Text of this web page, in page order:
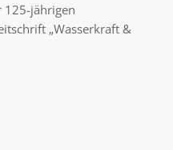
jährigen
„Wasserkraft &